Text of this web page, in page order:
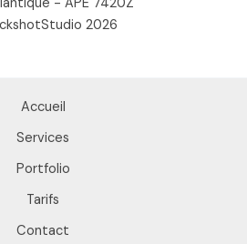
- APE 7420Z
2026
Accueil
Services
Portfolio
Tarifs
Contact